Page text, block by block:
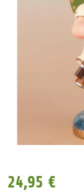
24,95 €